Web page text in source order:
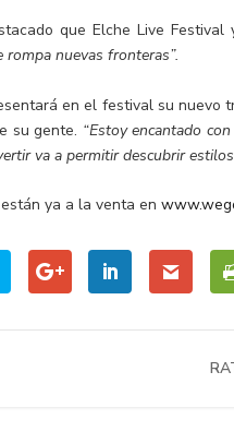
que Elche Live
rompa nuevas fronteras”.
en el festival su nuevo
su gente. “Estoy encantado
va a permitir descubrir
ya a la venta en